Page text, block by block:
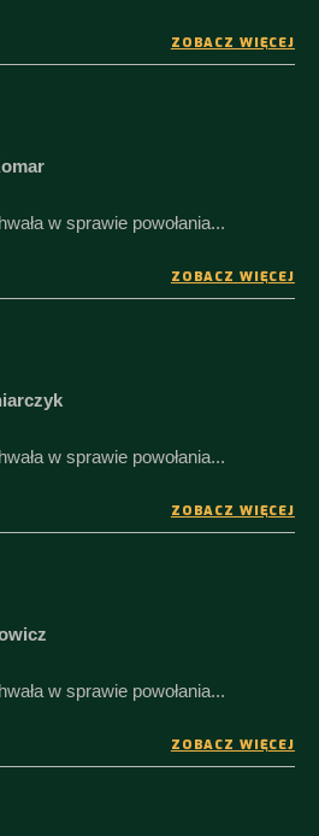
ZOBACZ WIĘCEJ
w sprawie powołania...
ZOBACZ WIĘCEJ
w sprawie powołania...
ZOBACZ WIĘCEJ
w sprawie powołania...
ZOBACZ WIĘCEJ